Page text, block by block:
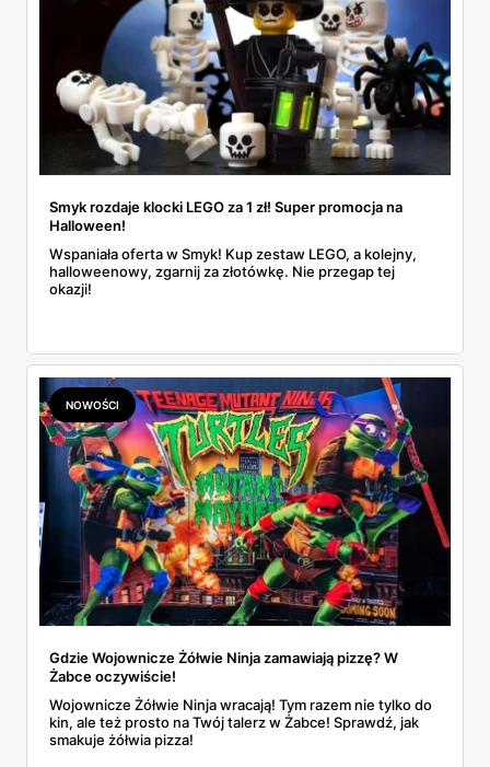
Smyk rozdaje klocki LEGO za 1 zł! Super promocja na
Halloween!
Wspaniała oferta w Smyk! Kup zestaw LEGO, a kolejny,
halloweenowy, zgarnij za złotówkę. Nie przegap tej
okazji!
NOWOŚCI
Gdzie Wojownicze Żółwie Ninja zamawiają pizzę? W
Żabce oczywiście!
Wojownicze Żółwie Ninja wracają! Tym razem nie tylko do
kin, ale też prosto na Twój talerz w Żabce! Sprawdź, jak
smakuje żółwia pizza!